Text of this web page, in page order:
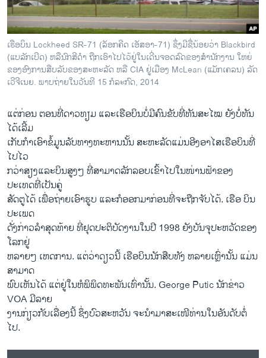
ທຸລະກິດ
ພາສາອັງກິດ
ວີດີໂອ
ສຽງ
ລາຍງານ
ຕິດຕາມພວກເຮົາ ທີ່
ພາສາຕ່າງໆ
ເຮືອບິນ Lockheed SR-71 (ລັອກຄີດ ເອັສອາ-71) ຊຶ່ງມີຊື່ນ້ອຍວ່າ Blackbird
(ແບລັກເບີດ) ຫລືນົກສີດໍາ ຖືກເອົາໄປໄວ້ຢູ່ໃນເດີ່ນຈອດລົດຂອງສໍານັກງານ ໃຫຍ່
ຂອງອົງການສືບລັບຂອງສະຫະລັດ ຫລື CIA ຢູ່ເມືອງ McLean (ແມັກເຄລນ) ລັດ
ເວີຈີເນຍ. ພາບຖ່າຍໃນວັນທີ 15 ກໍລະກົດ, 2014
ແຕ່ກ່ອນ ຕອນທີ່ດາວທຽມ ແລະເຮືອບິນບໍ່ມີຄົນຂັບທີ່ທັນສະໄໝ ຍັງບໍ່ທັນ
ໄດ້ເລີ້ມ
ເກັບກໍາເອົາຂໍ້ມູນລັບທາງທະຫານນັ້ນ ສະຫະລັດແມ່ນອີງອາໄສເຮືອບິນທີ່
ໄປໄວ
ກວ່າສຽງແລະບິນສູງໆ ທີ່ສາມາດລັກລອບເຂົ້າໄປໃນໜ່ານຟ້າຂອງ
ປະເທດທີ່ເປັນຄູ່
ສັດຕູໄດ້ ເພື່ອຖ່າຍເອົາຮູບ ແລະກໍອອກມາກ່ອນທີ່ຈະຖືກຈັບໄດ້. ເຮືອ ບິນ
ປະເພດ
ດັ່ງກ່າວລໍາສຸດທ້າຍ ທີ່ຢຸດປະຕິບັດງານໃນປີ 1998 ຍັງບັນຈຸປະຫວັດຂອງ
ໂລກຢູ່
ຫລາຍໆ ເຫດການ. ແຕ່ວ່າດຽວນີ້ ເຮືອບິນນັກສືບທັງ ຫລາຍເຫຼົ່ານັ້ນ ແມ່ນ
ສາມາດ
ພົບເຫັນໄດ້ ແຕ່ຢູ່ໃນຫໍພິພິດທະພັນເທົ່ານັ້ນ. George Putic ນັກ​ຂ່າວ
VOA ມີ​ລາຍ
​ງານກ່ຽວກັບ​ເລື່ອງ​ນີ້​ ຊຶ່ງ​ບົວ​ສະຫວັນ ຈະ​ນໍາ​ມາສະ​ເໜີທ່ານໃນ​ອັນ​ດັບ​ຕໍ່​
ໄປ.